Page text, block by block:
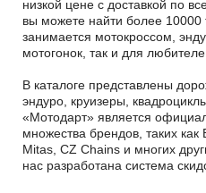
низкой цене с доставкой по
вы можете найти более 10000
занимается мотокроссом,
мотогонок, так и для
В каталоге представлены
эндуро, круизеры,
«Мотодарт» является
множества брендов, таких как
Mitas, CZ Chains и многих
нас разработана система